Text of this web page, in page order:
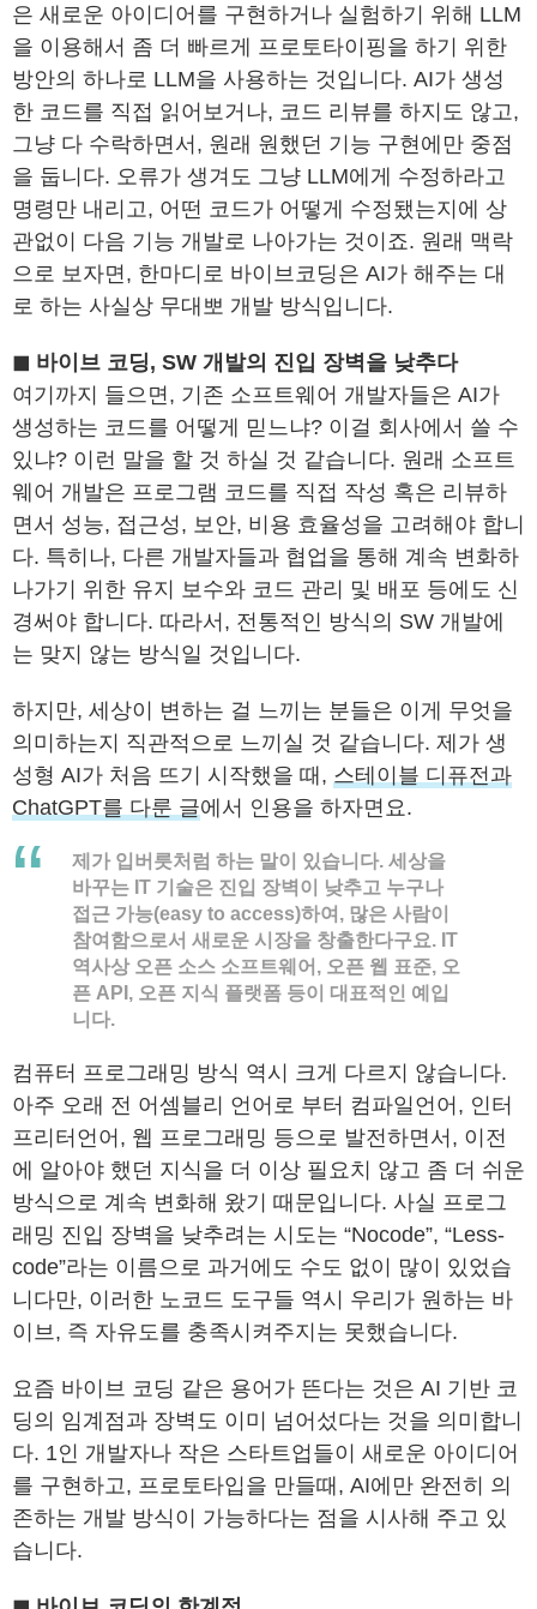
은 새로운 아이디어를 구현하거나 실험하기 위해 LLM
을 이용해서 좀 더 빠르게 프로토타이핑을 하기 위한
방안의 하나로 LLM을 사용하는 것입니다. AI가 생성
한 코드를 직접 읽어보거나, 코드 리뷰를 하지도 않고,
그냥 다 수락하면서, 원래 원했던 기능 구현에만 중점
을 둡니다. 오류가 생겨도 그냥 LLM에게 수정하라고
명령만 내리고, 어떤 코드가 어떻게 수정됐는지에 상
관없이 다음 기능 개발로 나아가는 것이죠. 원래 맥락
으로 보자면, 한마디로 바이브코딩은 AI가 해주는 대
로 하는 사실상 무대뽀 개발 방식입니다.
◼ 바이브 코딩, SW 개발의 진입 장벽을 낮추다
여기까지 들으면, 기존 소프트웨어 개발자들은 AI가
생성하는 코드를 어떻게 믿느냐? 이걸 회사에서 쓸 수
있냐? 이런 말을 할 것 하실 것 같습니다. 원래 소프트
웨어 개발은 프로그램 코드를 직접 작성 혹은 리뷰하
면서 성능, 접근성, 보안, 비용 효율성을 고려해야 합니
다. 특히나, 다른 개발자들과 협업을 통해 계속 변화하
나가기 위한 유지 보수와 코드 관리 및 배포 등에도 신
경써야 합니다. 따라서, 전통적인 방식의 SW 개발에
는 맞지 않는 방식일 것입니다.
하지만, 세상이 변하는 걸 느끼는 분들은 이게 무엇을
의미하는지 직관적으로 느끼실 것 같습니다. 제가 생
성형 AI가 처음 뜨기 시작했을 때, 스테이블 디퓨전과
ChatGPT를 다룬 글에서 인용을 하자면요.
제가 입버릇처럼 하는 말이 있습니다. 세상을
바꾸는 IT 기술은 진입 장벽이 낮추고 누구나
접근 가능(easy to access)하여, 많은 사람이
참여함으로서 새로운 시장을 창출한다구요. IT
역사상 오픈 소스 소프트웨어, 오픈 웹 표준, 오
픈 API, 오픈 지식 플랫폼 등이 대표적인 예입
니다.
컴퓨터 프로그래밍 방식 역시 크게 다르지 않습니다.
아주 오래 전 어셈블리 언어로 부터 컴파일언어, 인터
프리터언어, 웹 프로그래밍 등으로 발전하면서, 이전
에 알아야 했던 지식을 더 이상 필요치 않고 좀 더 쉬운
방식으로 계속 변화해 왔기 때문입니다. 사실 프로그
래밍 진입 장벽을 낮추려는 시도는 “Nocode”, “Less-
code”라는 이름으로 과거에도 수도 없이 많이 있었습
니다만, 이러한 노코드 도구들 역시 우리가 원하는 바
이브, 즉 자유도를 충족시켜주지는 못했습니다.
요즘 바이브 코딩 같은 용어가 뜬다는 것은 AI 기반 코
딩의 임계점과 장벽도 이미 넘어섰다는 것을 의미합니
다. 1인 개발자나 작은 스타트업들이 새로운 아이디어
를 구현하고, 프로토타입을 만들때, AI에만 완전히 의
존하는 개발 방식이 가능하다는 점을 시사해 주고 있
습니다.